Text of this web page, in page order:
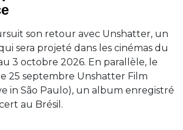
son retour avec Unshatter, un
sera projeté dans les cinémas du
3 octobre 2026. En parallèle, le
25 septembre Unshatter Film
in São Paulo), un album enregistré
au Brésil.